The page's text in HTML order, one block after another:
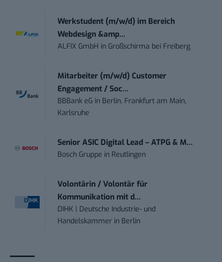
Werkstudent (m/w/d) im Bereich
Webdesign &amp...
ALFIX GmbH in Großschirma bei Freiberg
Mitarbeiter (m/w/d) Customer
Engagement / Soc...
BBBank eG in Berlin, Frankfurt am Main,
Karlsruhe
Senior ASIC Digital Lead – ATPG & M...
Bosch Gruppe in Reutlingen
Volontärin / Volontär für
Kommunikation mit d...
DIHK | Deutsche Industrie- und
Handelskammer in Berlin